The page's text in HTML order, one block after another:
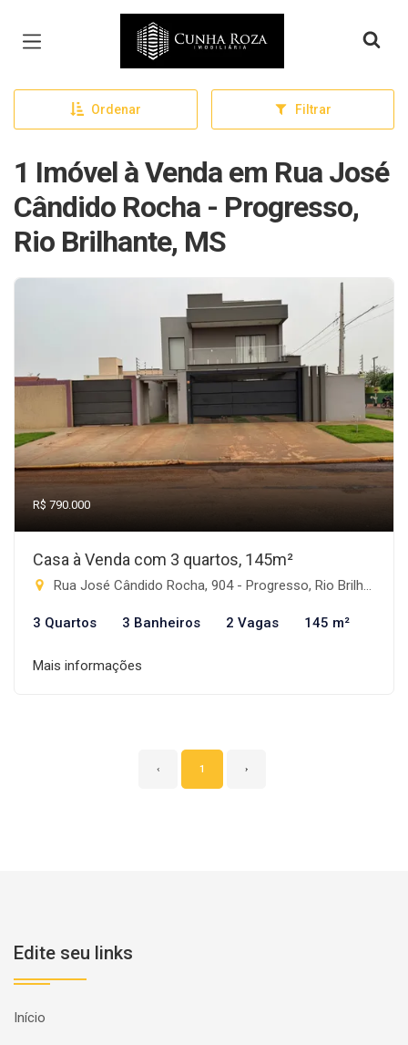
Página inicial
Ordenar Filtrar
1 Imóvel à Venda em Rua José
Cândido Rocha - Progresso,
Rio Brilhante, MS
R$ 790.000
Casa à Venda com 3 quartos, 145m²
Rua José Cândido Rocha, 904 - Progresso, Rio Brilhante-MS
3 Quartos 3 Banheiros 2 Vagas 145 m²
Mais informações
‹ 1 ›
Edite seu links
Início